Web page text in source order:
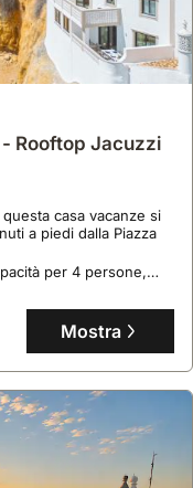
Rooftop Jacuzzi
casa vacanze si
a piedi dalla Piazza
per 4 persone,
e accesso
Mostra